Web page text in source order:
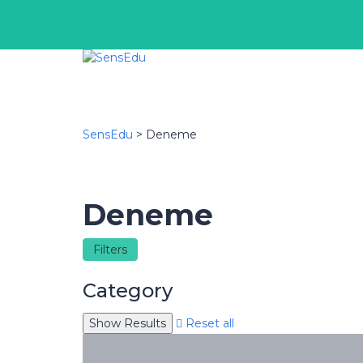
SensEdu > Deneme
Deneme
Filters
Category
Reset all